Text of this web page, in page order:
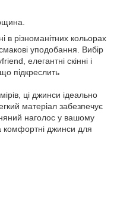
в різноманітних кольорах
уподобання. Вибір
елегантні скінні і
підкреслить
ці джинси ідеально
матеріал забезпечує
наголос у вашому
комфортні джинси для